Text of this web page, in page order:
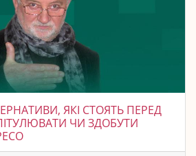
ЯКІ СТОЯТЬ ПЕРЕД
ЧИ ЗДОБУТИ